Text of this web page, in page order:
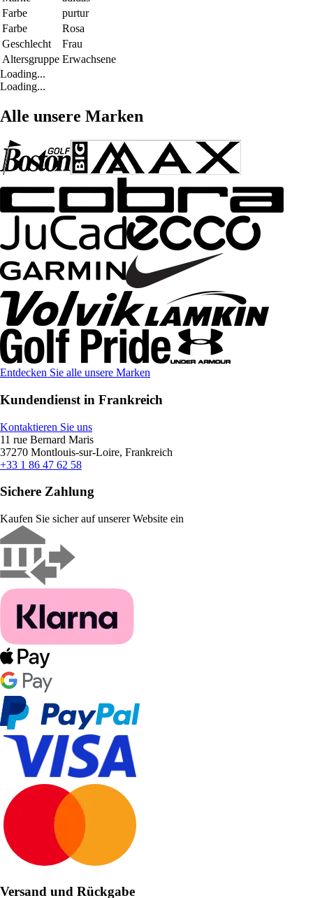
Farbe
purtur
Farbe
Rosa
Geschlecht
Frau
Altersgruppe Erwachsene
Loading...
Loading...
Alle unsere Marken
Entdecken Sie alle unsere Marken
Kundendienst in Frankreich
Kontaktieren Sie uns
11 rue Bernard Maris
37270 Montlouis-sur-Loire, Frankreich
+33 1 86 47 62 58
Sichere Zahlung
Kaufen Sie sicher auf unserer Website ein
Versand und Rückgabe